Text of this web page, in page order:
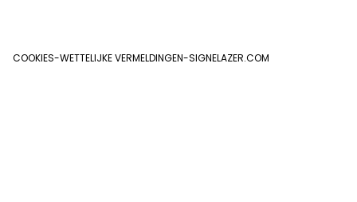
COOKIES-WETTELIJKE VERMELDINGEN-SIGNELAZER.COM